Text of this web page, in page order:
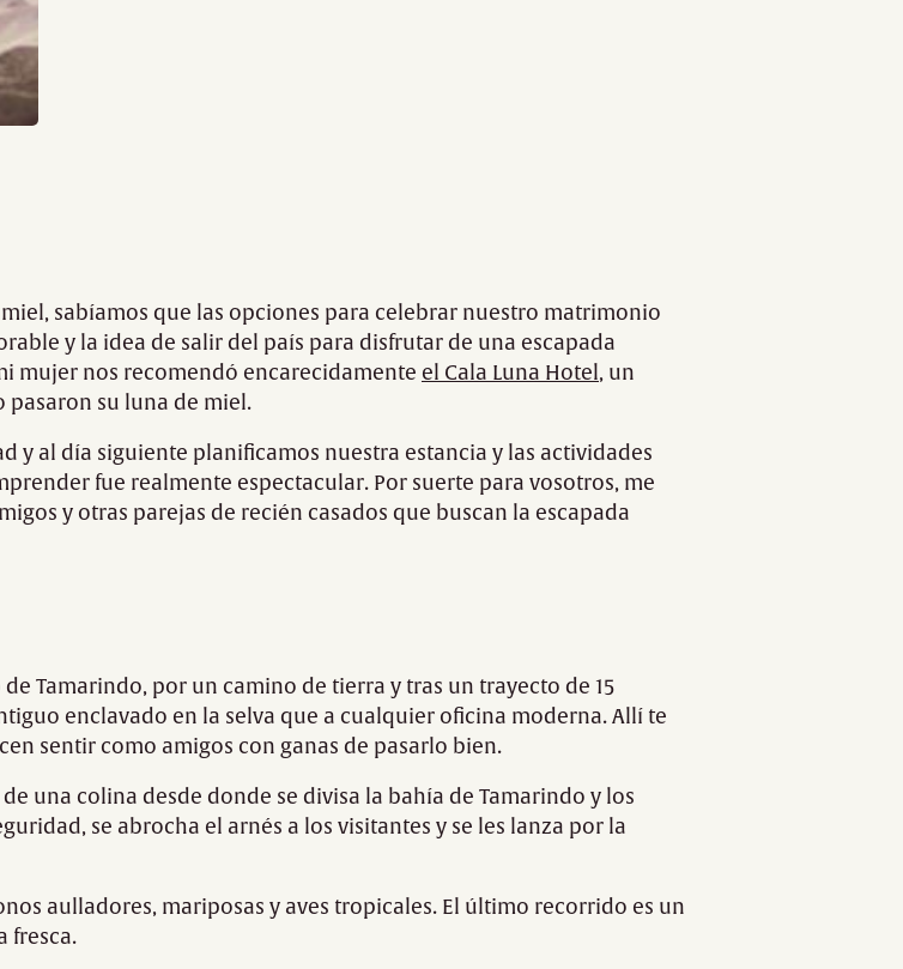
sabíamos que las opciones para celebrar nuestro matrimonio
y la idea de salir del país para disfrutar de una escapada
mujer nos recomendó encarecidamente el Cala Luna Hotel, un
pasaron su luna de miel.
y al día siguiente planificamos nuestra estancia y las actividades
fue realmente espectacular. Por suerte para vosotros, me
y otras parejas de recién casados que buscan la escapada
Tamarindo, por un camino de tierra y tras un trayecto de 15
enclavado en la selva que a cualquier oficina moderna. Allí te
sentir como amigos con ganas de pasarlo bien.
una colina desde donde se divisa la bahía de Tamarindo y los
se abrocha el arnés a los visitantes y se les lanza por la
aulladores, mariposas y aves tropicales. El último recorrido es un
fresca.